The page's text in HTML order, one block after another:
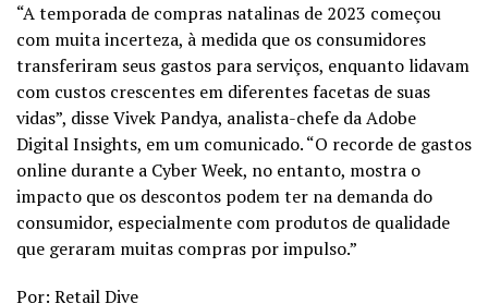
“A temporada de compras natalinas de 2023 começou
com muita incerteza, à medida que os consumidores
transferiram seus gastos para serviços, enquanto lidavam
com custos crescentes em diferentes facetas de suas
vidas”, disse Vivek Pandya, analista-chefe da Adobe
Digital Insights, em um comunicado. “O recorde de gastos
online durante a Cyber ​​Week, no entanto, mostra o
impacto que os descontos podem ter na demanda do
consumidor, especialmente com produtos de qualidade
que geraram muitas compras por impulso.”
Por: Retail Dive